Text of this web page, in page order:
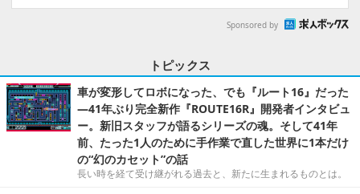
Sponsored by
トピックス
車が変形してロボになった、でも『ルート16』だった
―41年ぶり完全新作『ROUTE16R』開発者インタビュ
ー。新旧スタッフが語るシリーズの魂。そして41年
前、たった1人のために手作業で直した世界に1本だけ
の“幻のカセット”の話
長い時を経て受け継がれる過去と、新たに生まれるものとは。